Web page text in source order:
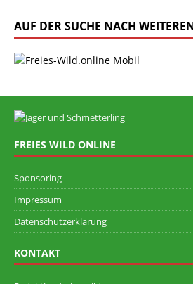
AUF DER SUCHE NACH
FREIES WILD ONLINE
Sponsoring
Impressum
Datenschutzerklärung
KONTAKT